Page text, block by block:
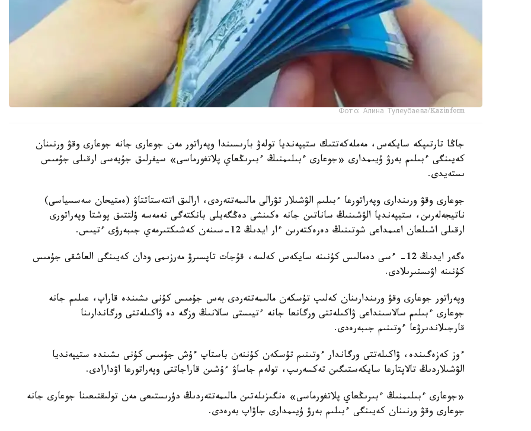
Фото: Алина Тулеубаева/Kazinform
جاڭا تارتىپكە سايكەس، مەملەكەتتىك ستيپەنديا تولەۋ بارىسىندا وپەراتور مەن جوعارى جانە جوعارى وقۋ ورنىنان
كەيىنگى ءبىلىم بەرۋ ۇيىمدارى «جوعارى ءبىلىمنىڭ ءبىرىڭعاي پلاتفورماسى» سيفرلىق جۇيەسى ارقىلى جۇمىس
ىستەيدى.
جوعارى وقۋ ورىندارى وپەراتورعا ءبىلىم الۋشىلار تۋرالى مالىمەتتەردى، ارالىق اتتەستاتتاۋ (ەمتيحان سەسسياسى)
ناتيجەلەرىن، ستيپەنديا الۋشىنىڭ ساناتىن جانە ەكىنشى دەڭگەيلى بانكتەگى نەمەسە ۇلتتىق پوشتا وپەراتورى
ارقىلى اشىلعان اعىمداعى شوتىنىڭ دەرەكتەرىن ءار ايدىڭ 12-سىنەن كەشىكتىرمەي جىبەرۋى ءتيىس.
ەگەر ايدىڭ 12- ءسى دەمالىس كۇنىنە سايكەس كەلسە، قۇجات تاپسىرۋ مەرزىمى ودان كەيىنگى العاشقى جۇمىس
كۇنىنە اۋىستىرىلادى.
وپەراتور جوعارى وقۋ ورىندارىنان كەلىپ تۇسكەن مالىمەتتەردى بەس جۇمىس كۇنى ىشىندە قاراپ، عىلىم جانە
جوعارى ءبىلىم سالاسىنداعى ۋاكىلەتتى ورگانعا جانە ءتيىستى سالانىڭ وزگە دە ۋاكىلەتتى ورگاندارىنا
قارجىلاندىرۋعا ءوتىنىم جىبەرەدى.
ءوز كەزەگىندە، ۋاكىلەتتى ورگاندار ءوتىنىم تۇسكەن كۇننەن باستاپ ءۇش جۇمىس كۇنى ىشىندە ستيپەنديا
الۋشىلاردىڭ تالاپتارعا سايكەستىگىن تەكسەرىپ، تولەم جاساۋ ءۇشىن قاراجاتتى وپەراتورعا اۋدارادى.
«جوعارى ءبىلىمنىڭ ءبىرىڭعاي پلاتفورماسى» ەنگىزىلەتىن مالىمەتتەردىڭ دۇرىستىعى مەن تولىقتىعىنا جوعارى جانە
جوعارى وقۋ ورنىنان كەيىنگى ءبىلىم بەرۋ ۇيىمدارى جاۋاپ بەرەدى.